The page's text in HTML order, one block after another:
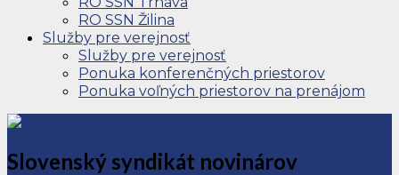
RO SSN Žilina
Služby pre verejnosť
Služby pre verejnosť
Ponuka konferenčných priestorov
Ponuka voľných priestorov na prenájom
Slovenský syndikát novinárov